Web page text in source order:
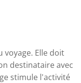
voyage. Elle doit
destinataire avec
stimule l'activité